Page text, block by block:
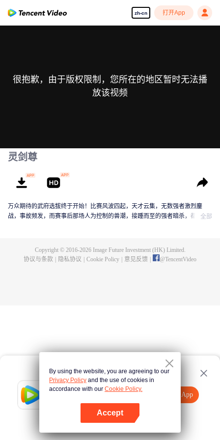
zh-cn 打开App
Tencent Video
打开App
点击此处
很抱歉，由于版权限制，您所在的地区暂时无法播
放该视频
灵剑尊
万众期待的武府选拔终于开始！比赛风波四起，天才云集，无数强者激烈鏖
战，事故频发，而赛事后那场人为控制的兽潮，接踵而至的强者暗杀，都显示
全部
Copyright © 2016-2026Image Future Investment (HK) Limited.
协议与条款
隐私协议 Cookie Policy 意见反馈 @TencentVideo
By using the website, you are agreeing to our
Privacy Policy and the use of cookies in
accordance with our Cookie Policy.
Accept